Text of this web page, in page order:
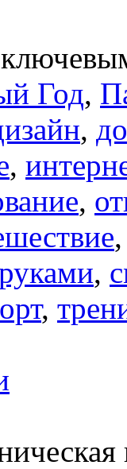
Год,
,
,
,
,
,